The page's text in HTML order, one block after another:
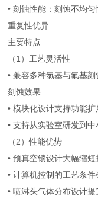
• 刻蚀性能：刻蚀不均
重复性优异
主要特点
（1）工艺灵活性
• 兼容多种氯基与氟基
刻蚀效果
• 模块化设计支持功能
• 支持从实验室研发到
（2）性能优势
• 预真空锁设计大幅缩
• 计算机控制的工艺条
• 喷淋头气体分布设计